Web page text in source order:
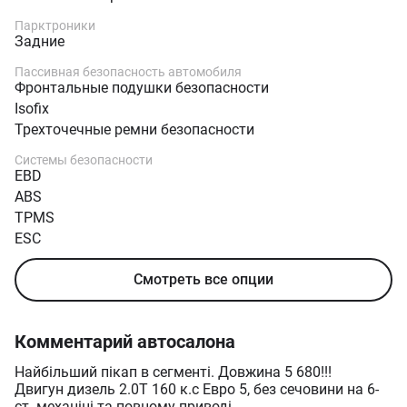
Парктроники
Задние
Пассивная безопасность автомобиля
Фронтальные подушки безопасности
Isofix
Трехточечные ремни безопасности
Системы безопасности
EBD
ABS
TPMS
ESC
Смотреть все опции
Комментарий автосалона
Найбільший пікап в сегменті. Довжина 5 680!!!
Двигун дизель 2.0Т 160 к.с Евро 5, без сечовини на 6-